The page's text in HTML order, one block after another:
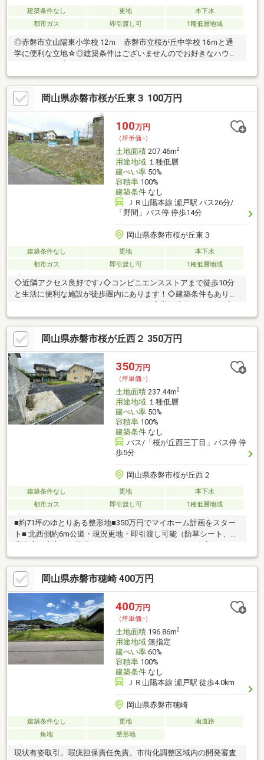
建築条件なし 更地
本下水
都市ガス
即引渡し可 1種低層地域
◎赤磐市立山陽東小学校 12ｍ 赤磐市立桜が丘中学校 16ｍと通
学に便利な立地☆◎建築条件はございませんのでお好きなハウス
が広がります♪
岡山県赤磐市桜が丘東３ 100万円
100万円
（坪単価:-）
土地面積207.46m2
用途地域１種低層
建ぺい率50%
容積率100%
建築条件なし
ＪＲ山陽本線 瀬戸駅 バス26分/
「野間」バス停 停歩14分
岡山県赤磐市桜が丘東３
建築条件なし 更地
本下水
都市ガス
即引渡し可 1種低層地域
◇近隣アクセス良好です♪◇コンビニエンスストアまで徒歩10分
と生活に便利な施設が徒歩圏内にあります！◇建築条件もありま
せんのでお好きなハウスメーカー・工務店様で建築できます♪◇
自然と都市が融合した緑溢れる桜が丘団地でご家族と過ごしてみ
ませんか？※売主は契約不適合責任を負いませんご質問や詳しい
情報はタカセ不動産までお気軽にお問い合わせください(^^♪
岡山県赤磐市桜が丘西２ 350万円
350万円
（坪単価:-）
土地面積237.44m2
用途地域１種低層
建ぺい率50%
容積率100%
建築条件なし
バス/「桜が丘西三丁目」バス停 停
歩5分
岡山県赤磐市桜が丘西２
建築条件なし 更地
本下水
都市ガス
即引渡し可 1種低層地域
■約71坪のゆとりある整形地■350万円でマイホーム計画をスター
ト■ 北西側約6m公道・現況更地・即引渡し可能（防草シート、農
介■建物配置・駐車計画・造成のご相談も対応「土地だけ」では
なく、「どんな家が建つか」まで一緒に考えます。ご予算やライ
フスタイルに合わせた建築会社選びから資金計画までサポート。
家づくりをトータルでお手伝いします。
岡山県赤磐市穂崎 400万円
400万円
（坪単価:-）
土地面積196.86m2
用途地域無指定
建ぺい率60%
容積率100%
建築条件なし
ＪＲ山陽本線 瀬戸駅 徒歩4.0km
岡山県赤磐市穂崎
建築条件なし 更地
南道路
角地
整形地
現状有姿取引。瑕疵担保責任免責。市街化調整区域内の開発審査